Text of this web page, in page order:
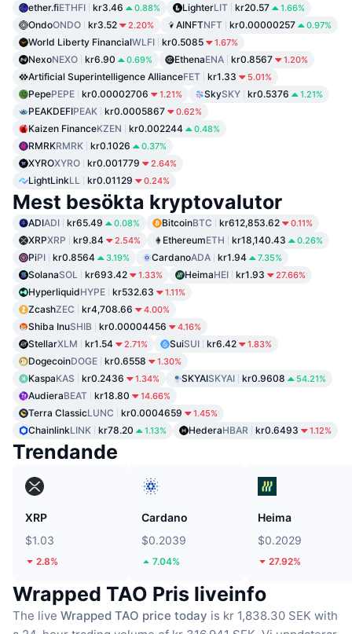
ether.fiETHFI kr3.46 0.88% LighterLIT kr20.57 1.66%
OndoONDO kr3.52 2.20% AINFTNFT kr0.00000257 0.97%
World Liberty FinancialWLFI kr0.5085 1.67%
NexoNEXO kr6.90 0.69% EthenaENA kr0.8567 1.20%
Artificial Superintelligence AllianceFET kr1.33 5.01%
PepePEPE kr0.00002706 1.21% SkySKY kr0.5376 1.21%
PEAKDEFIPEAK kr0.0005867 0.62%
Kaizen FinanceKZEN kr0.002244 0.48%
RMRKRMRK kr0.1026 0.37%
XYROXYRO kr0.001779 2.64%
LightLinkLL kr0.01129 0.24%
Mest besökta kryptovalutor
ADIADI kr65.49 0.08% BitcoinBTC kr612,853.62 0.11%
XRPXRP kr9.84 2.54% EthereumETH kr18,140.43 0.26%
PiPI kr0.8564 3.19% CardanoADA kr1.94 7.35%
SolanaSOL kr693.42 1.33% HeimaHEI kr1.93 27.66%
HyperliquidHYPE kr532.63 1.11%
ZcashZEC kr4,708.66 4.00%
Shiba InuSHIB kr0.00004456 4.16%
StellarXLM kr1.54 2.71% SuiSUI kr6.42 1.83%
DogecoinDOGE kr0.6558 1.30%
KaspaKAS kr0.2436 1.34% SKYAISKYAI kr0.9608 54.21%
AudieraBEAT kr18.80 14.66%
Terra ClassicLUNC kr0.0004659 1.45%
ChainlinkLINK kr78.20 1.13% HederaHBAR kr0.6493 1.12%
Trendande
XRP
$1.03
2.8%
Cardano
$0.2039
7.04%
Heima
$0.2029
27.92%
Wrapped TAO Pris liveinfo
The live Wrapped TAO price today is kr 1,838.30 SEK with